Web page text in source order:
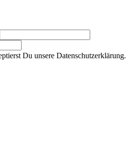
Du unsere Datenschutzerklärung.